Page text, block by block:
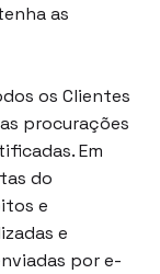
as
os Clientes
procurações
Em
do
e
e
por e-